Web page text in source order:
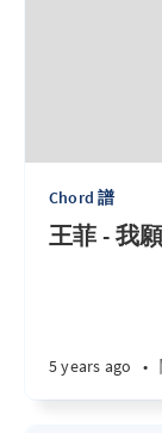
Chord 譜
王菲 - 我
5 years ago •